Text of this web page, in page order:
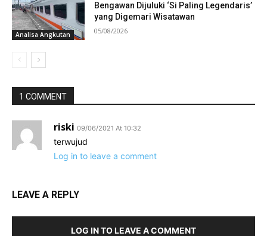
Analisa Angkutan
Bengawan Dijuluki ‘Si Paling Legendaris’
yang Digemari Wisatawan
05/08/2026
1 COMMENT
riski 09/06/2021 At 10:32
terwujud
Log in to leave a comment
LEAVE A REPLY
LOG IN TO LEAVE A COMMENT